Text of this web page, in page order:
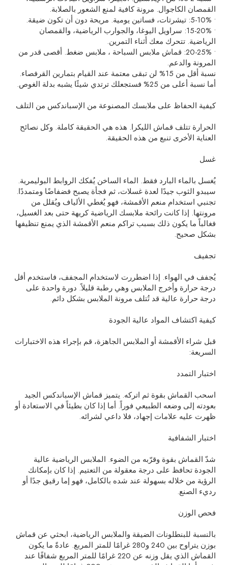
القمصان الكاجوال. مرونة كافية لمنع الشعور بالصلابة.
• 5-10%: تيشرتات، فساتين يومية. مريحة دون أن تكون ضيقة.
• 15-20%: سراويل اليوغا، والجوارب الرياضية، والقمصان
الرياضية. تتحرك معك أثناء التمرين.
• 20-25%:
قماش ملابس السباحة ، ملابس ضغط. أقصى قدر من
المرونة والدعم.
نسبة أقل من 15% لن تبقى معتمة عند القيام بتمارين القرفصاء.
أما نسبة أعلى من 25% فستجعلك ترتدي شيئًا يشبه بدلة الغوص.
كيفية الحفاظ على ملابسك المصنوعة من الإسباندكس من التلف
الحرارة تتلف قماش الليكرا. هذه هي الحقيقة كاملة. وكل نصائح
العناية الأخرى تنبع من هذه الحقيقة.
غسل
يُغسل بالماء البارد فقط. الماء الساخن يُفكك الروابط البوليمرية.
سيبدو الثوب جيدًا لعدة غسلات، ثم فجأة يصبح فضفاضًا ومتمددًا.
تجنبي استخدام منعم الأقمشة، فهو يُغطي الألياف ويُقلل من
مرونتها. إذا كانت رائحة ملابسك الرياضية كريهة حتى بعد الغسيل،
فغالباً ما يكون ذلك بسبب تراكم منعم الأقمشة الذي يمنع تنظيفها
بشكل صحيح.
تجفيف
يُجفف في الهواء. إذا اضطررت لاستخدام المجفف، فاستخدم أقل
درجة حرارة وأخرج الملابس وهي رطبة قليلاً. دورة واحدة على
درجة حرارة عالية قد تُتلف مرونة الملابس بشكل دائم.
كيفية اكتشاف المواد عالية الجودة
قبل شراء الأقمشة أو الملابس الجاهزة، قم بإجراء هذه الاختبارات
السريعة:
اختبار التمدد
اسحب القماش بقوة ثم اتركه. يتميز قماش الإسباندكس الجيد
بعودته إلى وضعه الطبيعي فوراً. أما إذا كان بطيئاً في الاستعادة أو
ظهرت عليه علامات إجهاد، فلا داعي لشرائه.
اختبار الشفافية
شدّ القماش بقوة وقرّبه من الضوء. الملابس الرياضية عالية
الجودة تحافظ على درجة معقولة من التعتيم. إذا كان بإمكانك
الرؤية من خلاله بسهولة عند شده بالكامل، فهو إما رقيق جدًا أو
رديء الصنع.
فحص الوزن
بالنسبة للبنطلونات الضيقة والملابس الرياضية، ابحثي عن قماش
بوزن يتراوح بين 240 و280 غرامًا للمتر المربع. عادةً ما يكون
القماش الذي يقل وزنه عن 220 غرامًا للمتر المربع شفافًا عند